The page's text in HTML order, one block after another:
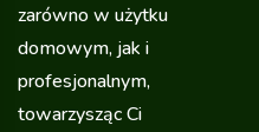
zarówno w użytku
domowym, jak i
profesjonalnym,
towarzysząc Ci